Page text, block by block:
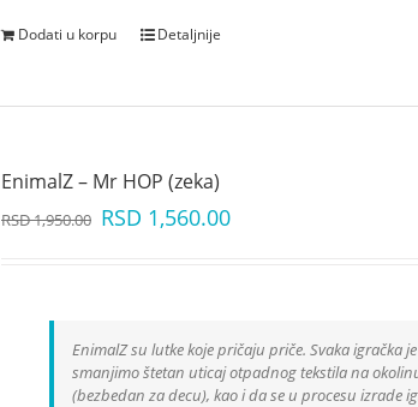
Dodati u korpu Detaljnije
EnimalZ – Mr HOP (zeka)
RSD1,950.00 RSD 1,560.00
EnimalZ su lutke koje pričaju priče. Svaka igračka
smanjimo štetan uticaj otpadnog tekstila na
(bezbedan za decu), kao i da se u procesu izrade